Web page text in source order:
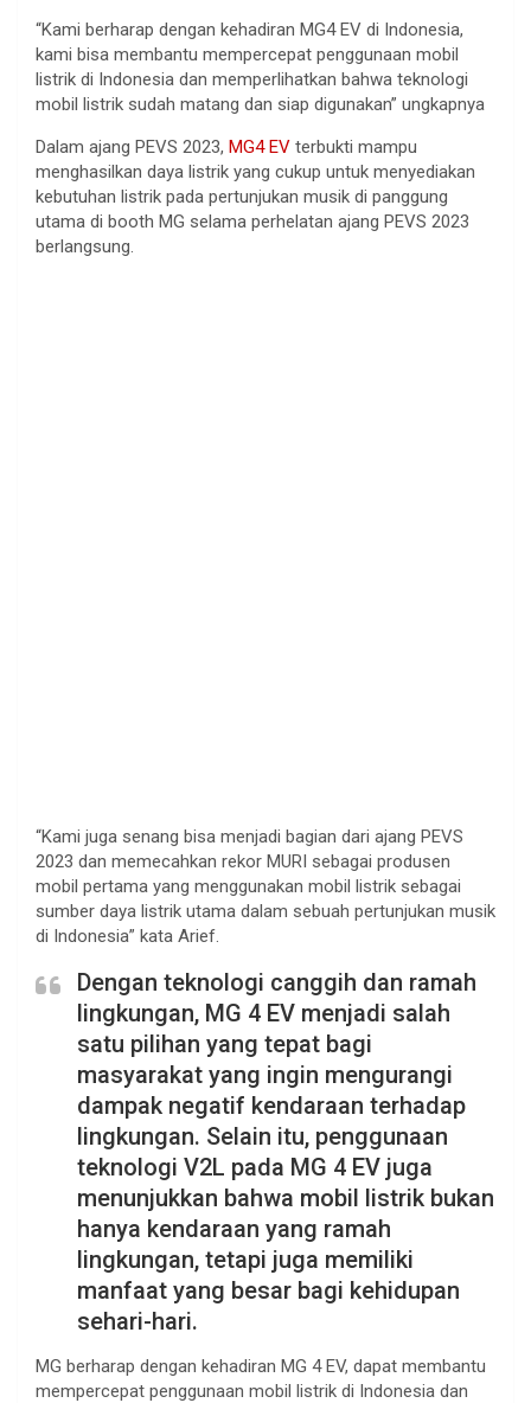
“Kami berharap dengan kehadiran MG4 EV di Indonesia,
kami bisa membantu mempercepat penggunaan mobil
listrik di Indonesia dan memperlihatkan bahwa teknologi
mobil listrik sudah matang dan siap digunakan” ungkapnya
Dalam ajang PEVS 2023, MG4 EV terbukti mampu
menghasilkan daya listrik yang cukup untuk menyediakan
kebutuhan listrik pada pertunjukan musik di panggung
utama di booth MG selama perhelatan ajang PEVS 2023
berlangsung.
“Kami juga senang bisa menjadi bagian dari ajang PEVS
2023 dan memecahkan rekor MURI sebagai produsen
mobil pertama yang menggunakan mobil listrik sebagai
sumber daya listrik utama dalam sebuah pertunjukan musik
di Indonesia” kata Arief.
Dengan teknologi canggih dan ramah
lingkungan, MG 4 EV menjadi salah
satu pilihan yang tepat bagi
masyarakat yang ingin mengurangi
dampak negatif kendaraan terhadap
lingkungan. Selain itu, penggunaan
teknologi V2L pada MG 4 EV juga
menunjukkan bahwa mobil listrik bukan
hanya kendaraan yang ramah
lingkungan, tetapi juga memiliki
manfaat yang besar bagi kehidupan
sehari-hari.
MG berharap dengan kehadiran MG 4 EV, dapat membantu
mempercepat penggunaan mobil listrik di Indonesia dan